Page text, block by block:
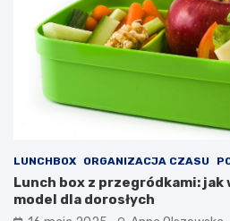
LUNCHBOX ORGANIZACJA CZASU
Lunch box z przegródkami:
model dla dorosłych